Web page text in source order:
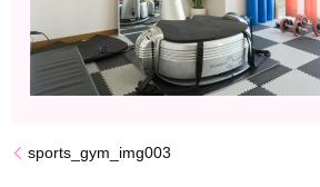
sports_gym_img003